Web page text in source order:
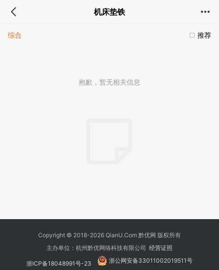
机床垫铁
推荐
综合
抱歉，暂无相关信息
Copyright © 2018-2026 QianU.Com 黔优网 版权所有
主办单位：杭州黔优网络科技有限公司 经营证照
浙ICP备18048991号-23 浙公网安备33011002019511号